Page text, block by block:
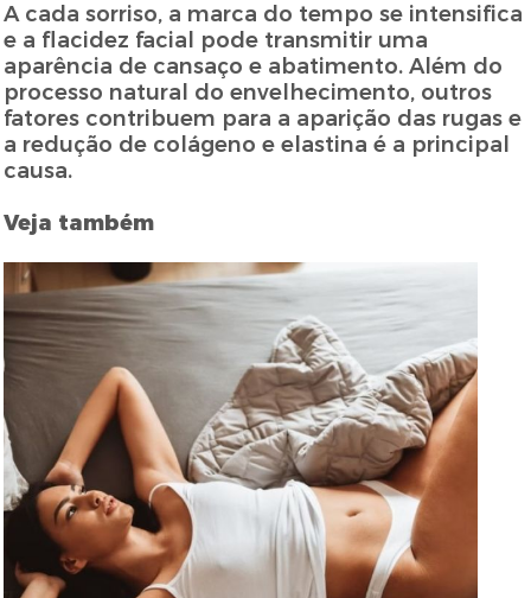
A cada sorriso, a marca do tempo se intensifica
e a flacidez facial pode transmitir uma
aparência de cansaço e abatimento. Além do
processo natural do envelhecimento, outros
fatores contribuem para a aparição das rugas e
a redução de colágeno e elastina é a principal
causa.
Veja também